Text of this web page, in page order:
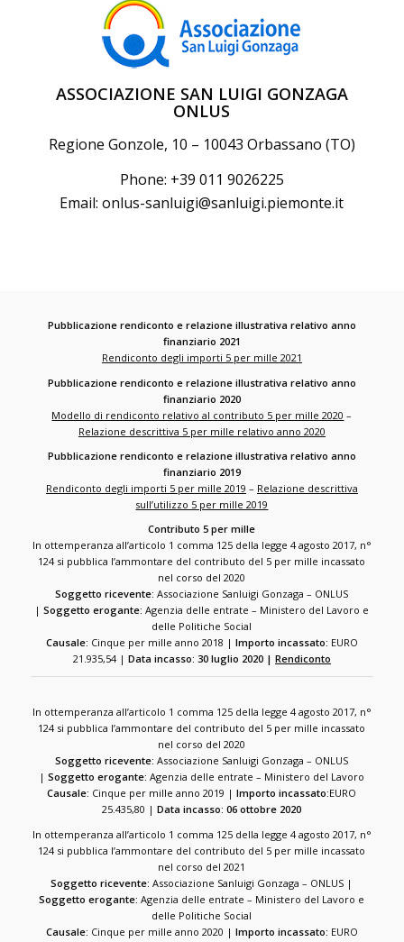
ASSOCIAZIONE SAN LUIGI GONZAGA
ONLUS
Regione Gonzole, 10 – 10043 Orbassano (TO)
Phone: +39 011 9026225
Email:onlus-sanluigi@sanluigi.piemonte.it
Pubblicazione rendiconto e relazione illustrativa relativo anno
finanziario 2021
Rendiconto degli importi 5 per mille 2021
Pubblicazione rendiconto e relazione illustrativa relativo anno
finanziario 2020
Modello di rendiconto relativo al contributo 5 per mille 2020 –
Relazione descrittiva 5 per mille relativo anno 2020
Pubblicazione rendiconto e relazione illustrativa relativo anno
finanziario 2019
Rendiconto degli importi 5 per mille 2019 – Relazione descrittiva
sull’utilizzo 5 per mille 2019
Contributo 5 per mille
In ottemperanza all’articolo 1 comma 125 della legge 4 agosto 2017, n°
124 si pubblica l’ammontare del contributo del 5 per mille incassato
nel corso del 2020
Soggetto ricevente: Associazione Sanluigi Gonzaga – ONLUS
|Soggetto erogante: Agenzia delle entrate – Ministero del Lavoro e
delle Politiche Social
Causale: Cinque per mille anno 2018 | Importo incassato: EURO
21.935,54 | Data incasso: 30 luglio 2020 | Rendiconto
In ottemperanza all’articolo 1 comma 125 della legge 4 agosto 2017, n°
124 si pubblica l’ammontare del contributo del 5 per mille incassato
nel corso del 2020
Soggetto ricevente: Associazione Sanluigi Gonzaga – ONLUS
|Soggetto erogante: Agenzia delle entrate – Ministero del Lavoro
Causale: Cinque per mille anno 2019 | Importo incassato:EURO
25.435,80 |Data incasso: 06 ottobre 2020
In ottemperanza all’articolo 1 comma 125 della legge 4 agosto 2017, n°
124 si pubblica l’ammontare del contributo del 5 per mille incassato
nel corso del 2021
Soggetto ricevente: Associazione Sanluigi Gonzaga – ONLUS |
Soggetto erogante: Agenzia delle entrate – Ministero del Lavoro e
delle Politiche Social
Causale: Cinque per mille anno 2020 | Importo incassato: EURO